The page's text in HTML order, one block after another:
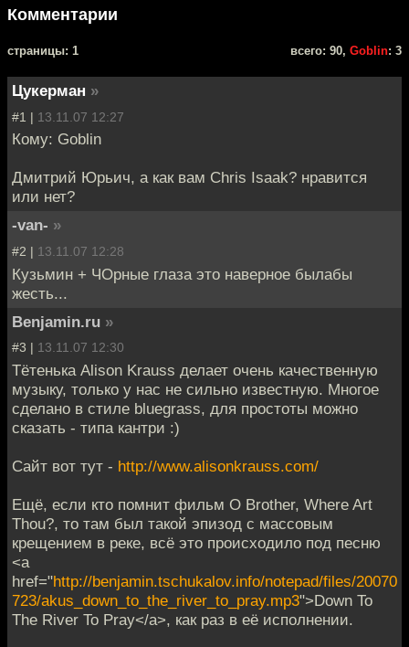
Комментарии
cтраницы: 1 всего: 90, Goblin: 3
Цукерман »
#1 | 13.11.07 12:27
Кому: Goblin
Дмитрий Юрьич, а как вам Chris Isaak? нравится
или нет?
-van- »
#2 | 13.11.07 12:28
Кузьмин + ЧОрные глаза это наверное былабы
жесть...
Benjamin.ru »
#3 | 13.11.07 12:30
Тётенька Alison Krauss делает очень качественную
музыку, только у нас не сильно известную. Многое
сделано в стиле bluegrass, для простоты можно
сказать - типа кантри :)
Сайт вот тут - http://www.alisonkrauss.com/
Ещё, если кто помнит фильм O Brother, Where Art
Thou?, то там был такой эпизод с массовым
крещением в реке, всё это происходило под песню
<a
href="http://benjamin.tschukalov.info/notepad/files/20070
723/akus_down_to_the_river_to_pray.mp3">Down To
The River To Pray</a>, как раз в её исполнении.